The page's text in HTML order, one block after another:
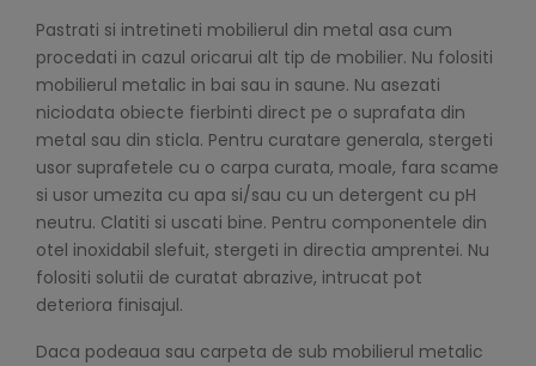
Pastrati si intretineti mobilierul din metal asa cum
procedati in cazul oricarui alt tip de mobilier. Nu folositi
mobilierul metalic in bai sau in saune. Nu asezati
niciodata obiecte fierbinti direct pe o suprafata din
metal sau din sticla. Pentru curatare generala, stergeti
usor suprafetele cu o carpa curata, moale, fara scame
si usor umezita cu apa si/sau cu un detergent cu pH
neutru. Clatiti si uscati bine. Pentru componentele din
otel inoxidabil slefuit, stergeti in directia amprentei. Nu
folositi solutii de curatat abrazive, intrucat pot
deteriora finisajul.
Daca podeaua sau carpeta de sub mobilierul metalic